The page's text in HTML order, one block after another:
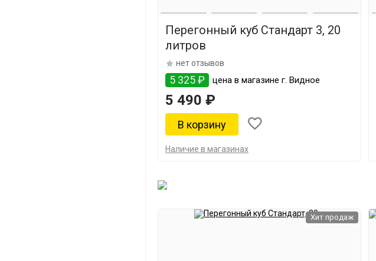
Перегонный куб Стандарт 3, 20
литров
нет отзывов
5 325 ₽ цена в магазине г. Видное
5 490 ₽
Наличие в магазинах
Хит продаж